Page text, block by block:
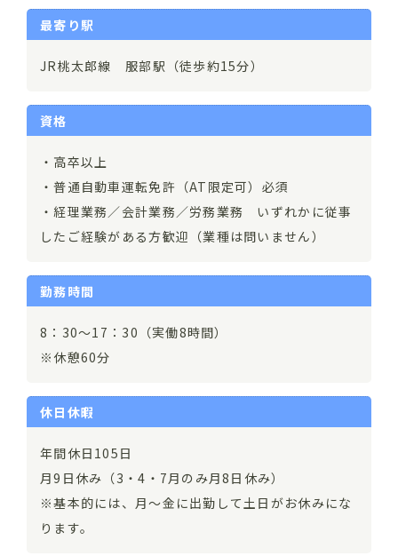
最寄り駅
JR桃太郎線 服部駅（徒歩約15分）
資格
・高卒以上
・普通自動車運転免許（AT限定可）必須
・経理業務／会計業務／労務業務 いずれかに従事
したご経験がある方歓迎（業種は問いません）
勤務時間
8：30～17：30（実働8時間）
※休憩60分
休日休暇
年間休日105日
月9日休み（3・4・7月のみ月8日休み）
※基本的には、月～金に出勤して土日がお休みにな
ります。